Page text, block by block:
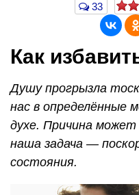
33
Как
Душу прогрызла
нас в определённые
духе. Причина
наша задача —
состояния.